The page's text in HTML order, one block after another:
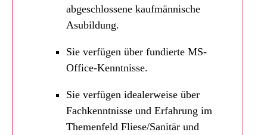
abgeschlossene kaufmännische
Asubildung.
Sie verfügen über fundierte MS-
Office-Kenntnisse.
Sie verfügen idealerweise über
Fachkenntnisse und Erfahrung im
Themenfeld Fliese/Sanitär und